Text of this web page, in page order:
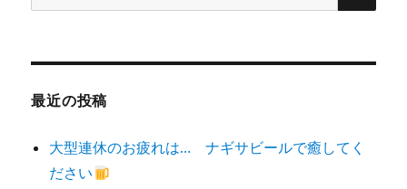
索
象:
最近の投稿
大型連休のお疲れは… ナギサビールで癒してく
ださい